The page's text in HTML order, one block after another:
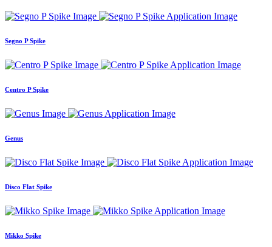
Segno P Spike
Centro P Spike
Genus
Disco Flat Spike
Mikko Spike